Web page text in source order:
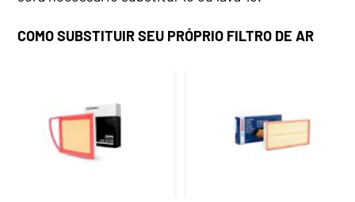
COMO SUBSTITUIR SEU PRÓPRIO FILTRO DE AR